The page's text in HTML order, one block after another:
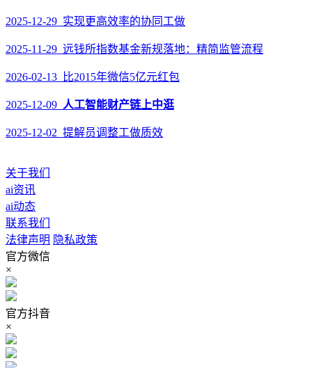
2025-12-29 实现更高效率的协同工做
2025-11-29 远钱所指数基金新规落地：精简监管流程
2026-02-13 比2015年微信5亿元红包
2025-12-09 人工智能财产链上中逛
2025-12-02 提解员调整工做质效
关于我们
ai资讯
ai动态
联系我们
法律声明 隐私政策
官方微信
×
官方抖音
×